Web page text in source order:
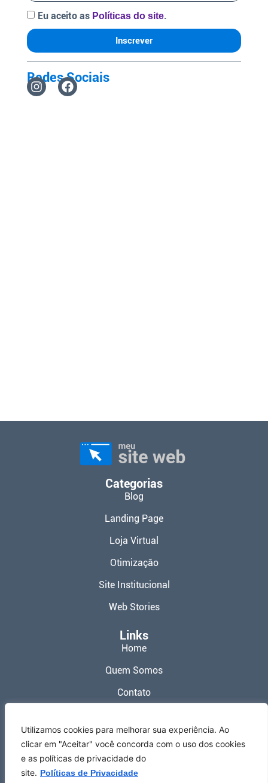
Utilizamos cookies para melhorar sua experiência. Ao
clicar em "Aceitar" você concorda com o uso dos cookies
e as políticas de privacidade do
site. Políticas de Privacidade
Eu aceito as Políticas do site.
Inscrever
Redes Sociais
Categorias
Blog
Landing Page
Loja Virtual
Otimização
Site Institucional
Web Stories
Links
Home
Quem Somos
Contato
Termos de Uso
Redes Sociais